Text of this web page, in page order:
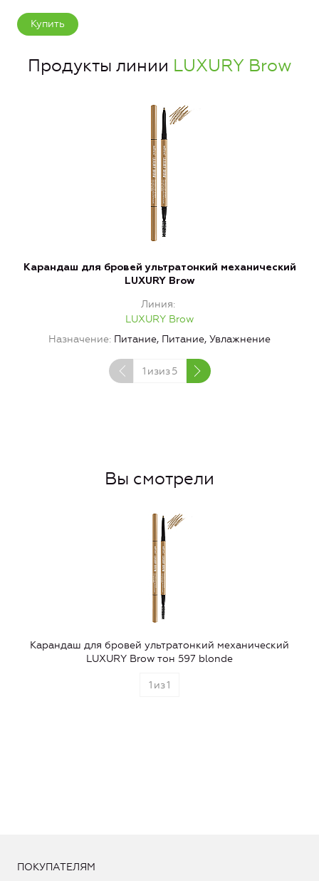
Купить
Продукты линии LUXURY Brow
Карандаш для бровей ультратонкий механический
LUXURY Brow
Линия
LUXURY Brow
Назначение Питание, Питание, Увлажнение
1 изиз 5
Вы смотрели
Карандаш для бровей ультратонкий механический
LUXURY Brow тон 597 blonde
1 из1
ПОКУПАТЕЛЯМ